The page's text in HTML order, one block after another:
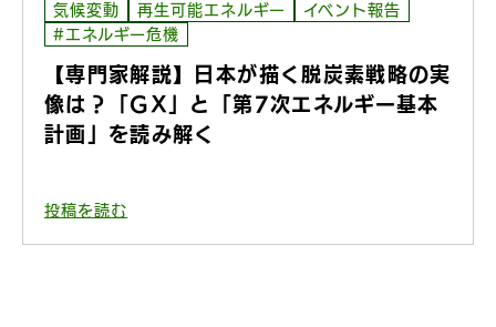
気候変動 再生可能エネルギー
イベント報告
#エネルギー危機
【専門家解説】日本が描く脱炭素戦略の実
像は？「GX」と「第7次エネルギー基本
計画」を読み解く
投稿を読む